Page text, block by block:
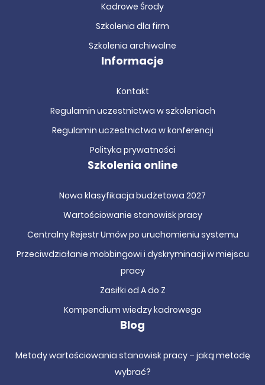
Kadrowe Środy
Szkolenia dla firm
Szkolenia archiwalne
Informacje
Kontakt
Regulamin uczestnictwa w szkoleniach
Regulamin uczestnictwa w konferencji
Polityka prywatności
Szkolenia online
Nowa klasyfikacja budżetowa 2027
Wartościowanie stanowisk pracy
Centralny Rejestr Umów po uruchomieniu systemu
Przeciwdziałanie mobbingowi i dyskryminacji w miejscu
pracy
Zasiłki od A do Z
Kompendium wiedzy kadrowego
Blog
Metody wartościowania stanowisk pracy – jaką metodę
wybrać?